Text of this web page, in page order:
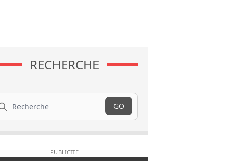
RECHERCHE
GO